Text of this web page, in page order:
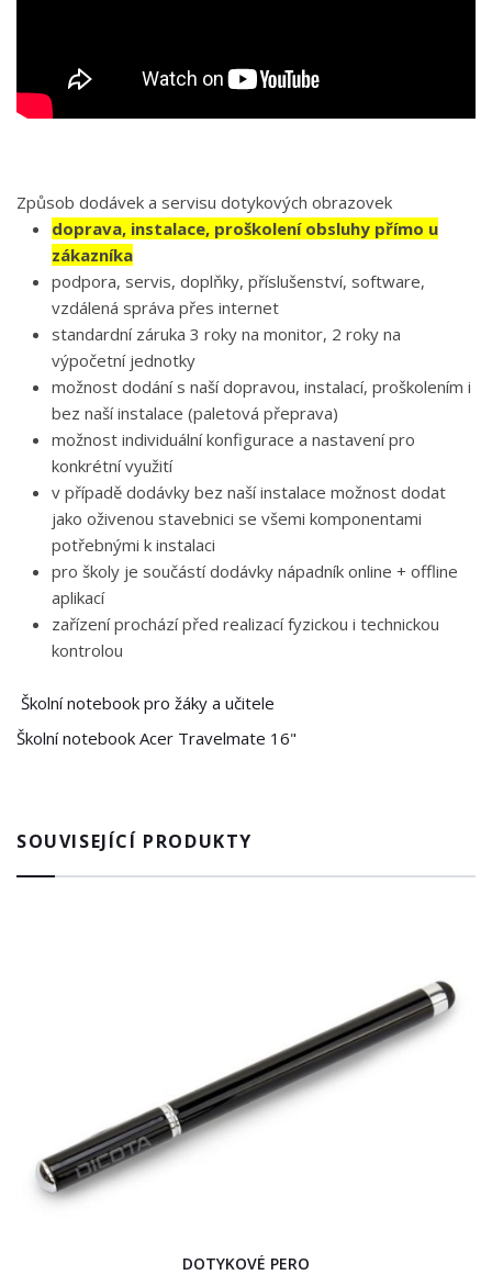
Způsob dodávek a servisu dotykových obrazovek
doprava, instalace, proškolení obsluhy přímo u
zákazníka
podpora, servis, doplňky, příslušenství, software,
vzdálená správa přes internet
standardní záruka 3 roky na monitor, 2 roky na
výpočetní jednotky
možnost dodání s naší dopravou, instalací, proškolením i
bez naší instalace (paletová přeprava)
možnost individuální konfigurace a nastavení pro
konkrétní využití
v případě dodávky bez naší instalace možnost dodat
jako oživenou stavebnici se všemi komponentami
potřebnými k instalaci
pro školy je součástí dodávky nápadník online + offline
aplikací
zařízení prochází před realizací fyzickou i technickou
kontrolou
Školní notebook pro žáky a učitele
Školní notebook Acer Travelmate 16"
SOUVISEJÍCÍ PRODUKTY
DOTYKOVÉ PERO